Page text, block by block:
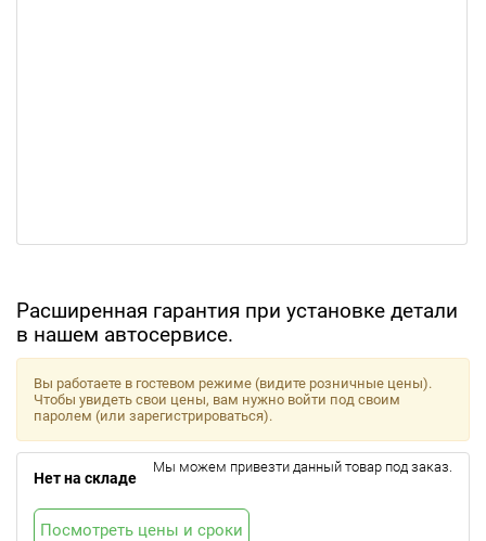
Расширенная гарантия при установке детали
в нашем автосервисе.
Вы работаете в гостевом режиме (видите розничные цены).
Чтобы увидеть свои цены, вам нужно войти под своим
паролем (или зарегистрироваться).
Нет на складе
Мы можем привезти данный товар под заказ.
Посмотреть цены и сроки